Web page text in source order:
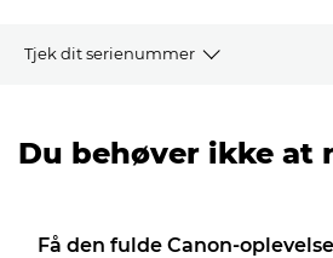
Tjek dit serienummer
Du behøver ikke at
Få den fulde Canon-